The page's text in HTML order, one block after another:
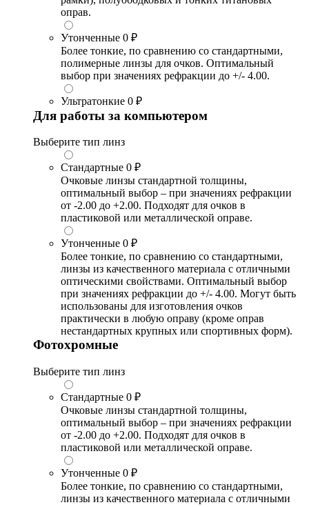
оправ.
Утонченные 0 ₽
Более тонкие, по сравнению со стандартными,
полимерные линзы для очков. Оптимальный
выбор при значениях рефракции до +/- 4.00.
Ультратонкие 0 ₽
Для работы за компьютером
Выберите тип линз
Стандартные 0 ₽
Очковые линзы стандартной толщины,
оптимальный выбор – при значениях рефракции
от -2.00 до +2.00. Подходят для очков в
пластиковой или металлической оправе.
Утонченные 0 ₽
Более тонкие, по сравнению со стандартными,
линзы из качественного материала с отличными
оптическими свойствами. Оптимальный выбор
при значениях рефракции до +/- 4.00. Могут быть
использованы для изготовления очков
практически в любую оправу (кроме оправ
нестандартных крупных или спортивных форм).
Фотохромные
Выберите тип линз
Стандартные 0 ₽
Очковые линзы стандартной толщины,
оптимальный выбор – при значениях рефракции
от -2.00 до +2.00. Подходят для очков в
пластиковой или металлической оправе.
Утонченные 0 ₽
Более тонкие, по сравнению со стандартными,
линзы из качественного материала с отличными